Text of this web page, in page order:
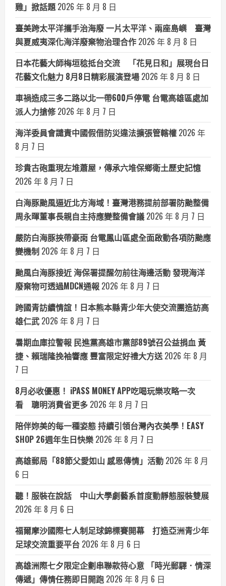
雞」掀話題 2026 年 8 月 8 日
臺美跨太平洋攜手治海廢 一片太平洋、兩座島嶼 臺灣
與夏威夷深化海洋廢棄物治理合作 2026 年 8 月 8 日
日本花藝大師梅垣稔抵台交流 「花見日和」展現台日
花藝文化魅力 8月8日精彩展演登場 2026 年 8 月 8 日
車禍造成三多二路以北一帶600戶停電 台電高雄區處加
派人力搶修 2026 年 8 月 7 日
海洋委員會譴責中國假借防災違法擴張管轄權 2026 年
8 月 7 日
珍貴古砲重現左堆蕭屋，傳承六堆保鄉衛土歷史記憶
2026 年 8 月 7 日
白海豚颱風逼近北方海域！臺灣港務提前部署防颱整備
周永暉董事長親自主持應變整備會議 2026 年 8 月 7 日
嚴防白海豚挾帶豪雨 台電鳳山區處全面啟動各項防颱應
變機制 2026 年 8 月 7 日
颱風白海豚接近 海保署提醒勿前往海邊活動 發現海洋
廢棄物可透過MDCN通報 2026 年 8 月 7 日
跨國青訪續情誼！日本熊本縣青少年大使交流團造訪高
雄仁武 2026 年 8 月 7 日
暑期血庫拉警報 民進黨高雄市黨部89號召公益捐血 黃
捷、賴瑞隆挽袖響應 豐富限定好禮大方送 2026 年 8 月
7 日
8月必收優惠！ iPASS MONEY APP吃喝玩樂攻略一次
看 聰明消費省更多 2026 年 8 月 7 日
陪伴妳美的每一種姿態 持續引領台灣內衣美學！EASY
SHOP 26週年生日快樂 2026 年 8 月 7 日
高雄郵局「88節父愛如山 感恩傳情」活動 2026 年 8 月
6 日
聽！服裝在說話 中山大學劇藝系首度動靜態服裝雙展
2026 年 8 月 6 日
福爾摩沙國際七人制足球錦標賽開幕 打造亞洲青少年
足球交流重要平台 2026 年 8 月 6 日
高雄洲際七夕限定企劃串聯款待心意 「時光郵驛．情深
傳遞」傳情任務即日開跑 2026 年 8 月 6 日